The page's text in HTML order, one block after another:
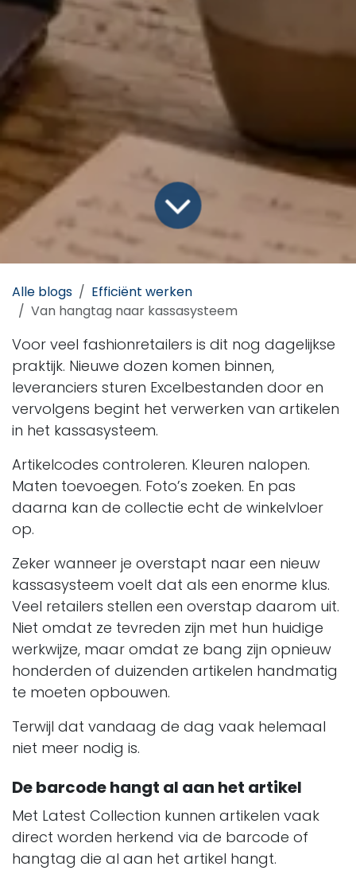
Alle blogs
Efficiënt werken
Van hangtag naar kassasysteem
Voor veel fashionretailers is dit nog dagelijkse
praktijk. Nieuwe dozen komen binnen,
leveranciers sturen Excelbestanden door en
vervolgens begint het verwerken van artikelen
in het kassasysteem.
Artikelcodes controleren. Kleuren nalopen.
Maten toevoegen. Foto’s zoeken. En pas
daarna kan de collectie echt de winkelvloer
op.
Zeker wanneer je overstapt naar een nieuw
kassasysteem voelt dat als een enorme klus.
Veel retailers stellen een overstap daarom uit.
Niet omdat ze tevreden zijn met hun huidige
werkwijze, maar omdat ze bang zijn opnieuw
honderden of duizenden artikelen handmatig
te moeten opbouwen.
Terwijl dat vandaag de dag vaak helemaal
niet meer nodig is.
De barcode hangt al aan het artikel
Met Latest Collection kunnen artikelen vaak
direct worden herkend via de barcode of
hangtag die al aan het artikel hangt.